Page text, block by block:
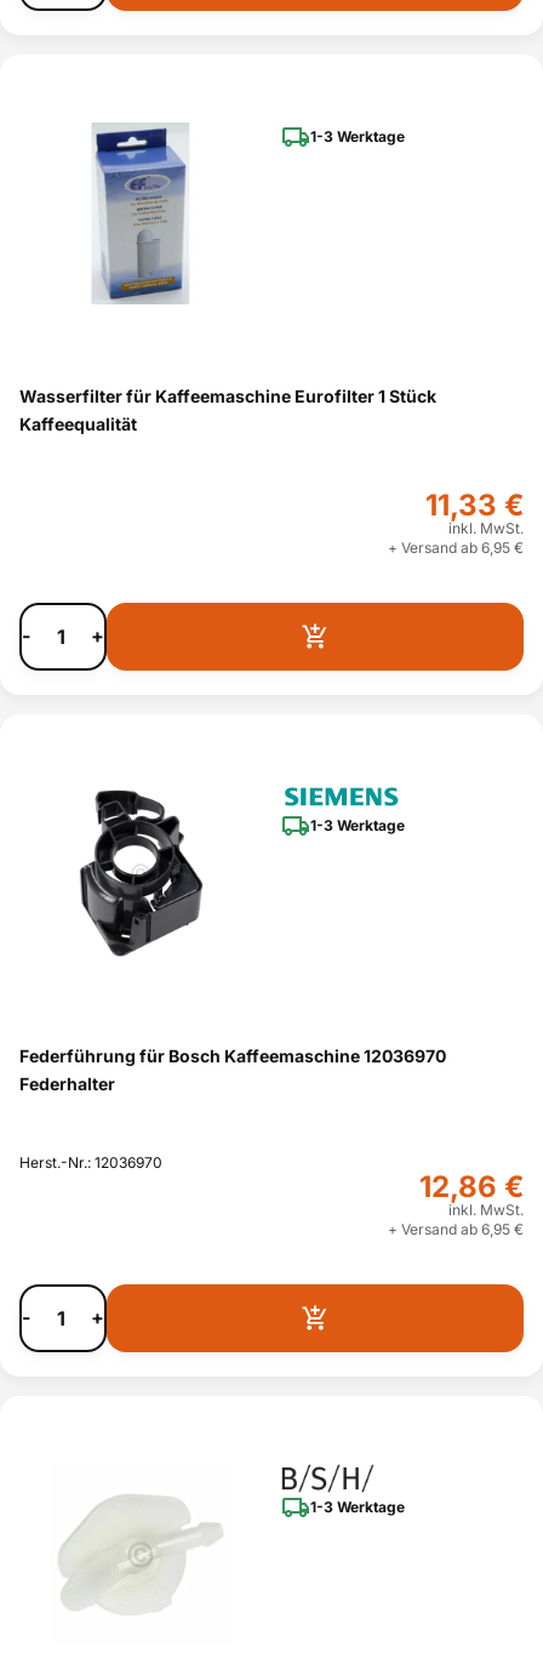
1-3 Werktage
Wasserfilter für Kaffeemaschine Eurofilter 1 Stück
Kaffeequalität
11,33 €
inkl. MwSt.
+ Versand ab 6,95 €
- +
1-3 Werktage
Federführung für Bosch Kaffeemaschine 12036970
Federhalter
Herst.-Nr.: 12036970
12,86 €
inkl. MwSt.
+ Versand ab 6,95 €
- +
1-3 Werktage